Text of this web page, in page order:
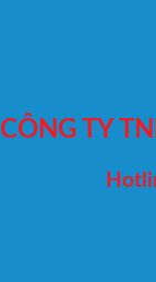
CÔNG TY